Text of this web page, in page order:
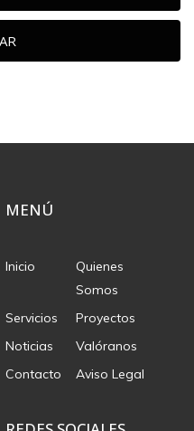
MENÚ
Inicio
Quienes
Somos
Servicios
Proyectos
Noticias
Valóranos
Contacto
Aviso Legal